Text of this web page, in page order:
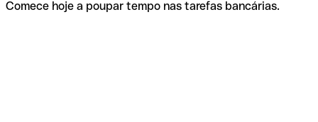
Comece hoje a poupar tempo nas tarefas bancárias.